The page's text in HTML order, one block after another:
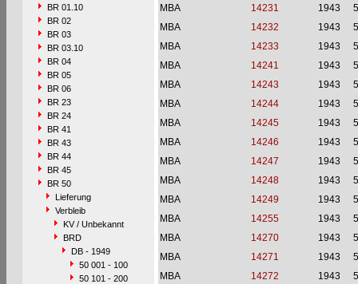
BR 01.10
BR 02
BR 03
BR 03.10
BR 04
BR 05
BR 06
BR 23
BR 24
BR 41
BR 43
BR 44
BR 45
BR 50
Lieferung
Verbleib
KV / Unbekannt
BRD
DB - 1949
50 001 - 100
50 101 - 200
MBA
14231 1943
MBA
14232 1943
MBA
14233 1943
MBA
14241 1943
MBA
14243 1943
MBA
14244 1943
MBA
14245 1943
MBA
14246 1943
MBA
14247 1943
MBA
14248 1943
MBA
14249 1943
MBA
14255 1943
MBA
14270 1943
MBA
14271 1943
MBA
14272 1943